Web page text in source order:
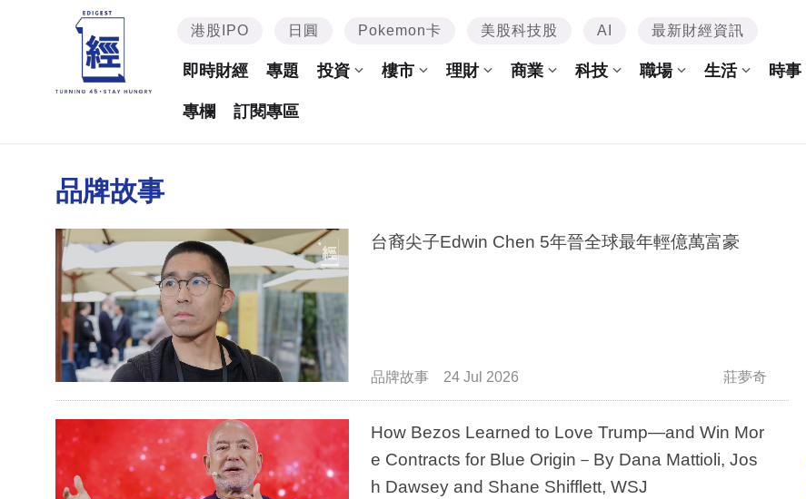
港股IPO 日圓 Pokemon卡 美股科技股 AI 最新財經資訊
即時財經 專題 投資 樓市 理財 商業 科技 職場 生活 時事
專欄 訂閱專區
品牌故事
台裔尖子Edwin Chen 5年晉全球最年輕億萬富豪
品牌故事 24 Jul 2026 莊夢奇
How Bezos Learned to Love Trump—and Win Mor
e Contracts for Blue Origin－By Dana Mattioli, Jos
h Dawsey and Shane Shifflett, WSJ